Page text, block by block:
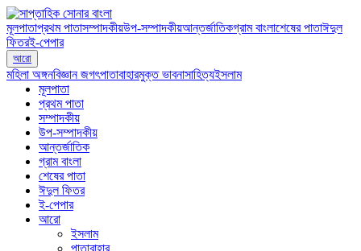
মূলপাতাপ্রথম পাতাসম্পাদকীয়উপ-সম্পাদকীয়আন্তর্জাতিকগ্রাম বাংলাশেষের পাতাঈদুল
ফিতরই-পেপার
আরো
মহিলা অঙ্গনবিজ্ঞান জগৎপাতাবাহারমুক্ত ভাবনাসাহিত্যইসলাম
মূলপাতা
প্রথম পাতা
সম্পাদকীয়
উপ-সম্পাদকীয়
আন্তর্জাতিক
গ্রাম বাংলা
শেষের পাতা
ঈদুল ফিতর
ই-পেপার
আরো
ইসলাম
পাতাবাহার